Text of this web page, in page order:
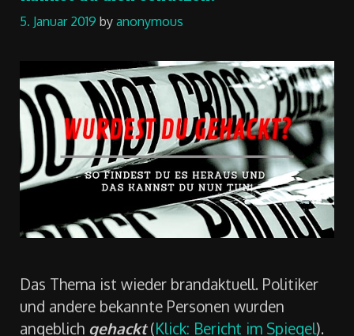
Gehackt? Das musst du tun und so
kannst du dich schützen!
by anonymous
Das Thema ist wieder brandaktuell. Politiker